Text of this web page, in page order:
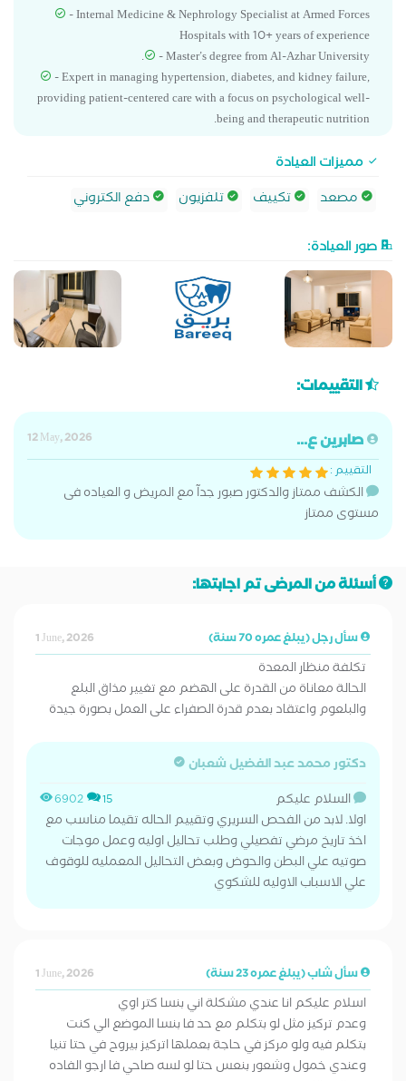
- Internal Medicine & Nephrology Specialist at Armed Forces
Hospitals with 10+ years of experience
- Master’s degree from Al-Azhar University.
- Expert in managing hypertension, diabetes, and kidney failure,
providing patient-centered care with a focus on psychological well-
being and therapeutic nutrition.
مميزات العيادة
مصعد
تكييف تلفزيون دفع الكتروني
صور العيادة:
التقييمات:
صابرين ع...
12 May, 2026
التقييم :
الكشف ممتاز والدكتور صبور جدآ مع المريض و العياده فى
مستوى ممتاز
أسئلة من المرضى تم اجابتها:
سأل رجل (يبلغ عمره 70 سنة) 1 June, 2026
تكلفة منظار المعدة
الحالة معاناة من القدرة على الهضم مع تغيير مذاق البلع
والبلعوم واعتقاد بعدم قدرة الصفراء على العمل بصورة جيدة
دكتور محمد عبد الفضيل شعبان
6902 15
السلام عليكم
اولا. لابد من الفحص السريري وتقييم الحاله تقيما مناسب مع
اخذ تاريخ مرضي تفصيلي وطلب تحاليل اوليه وعمل موجات
صوتيه علي البطن والحوض وبعض التحاليل المعمليه للوقوف
علي الاسباب الاوليه للشكوي
سأل شاب (يبلغ عمره 23 سنة) 1 June, 2026
اسلام عليكم انا عندي مشكلة اني بنسا كتر اوي
وعدم تركيز مثل لو بتكلم مع حد فا بنسا الموضع الي كنت
بتكلم فيه ولو مركز في حاجة بعملها اتركيز بيروح في حتا تنيا
وعندي خمول وشعور بنعس حتا لو لسه صاحي فا ارجو الفاده